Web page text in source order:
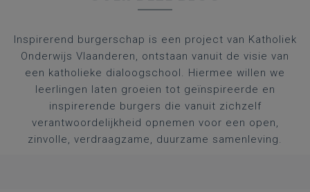
Inspirerend burgerschap is een project van Katholiek
Onderwijs Vlaanderen, ontstaan vanuit de visie van
een katholieke dialoogschool. Hiermee willen we
leerlingen laten groeien tot geïnspireerde en
inspirerende burgers die vanuit zichzelf
verantwoordelijkheid opnemen voor een open,
zinvolle, verdraagzame, duurzame samenleving.